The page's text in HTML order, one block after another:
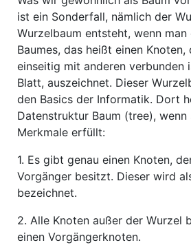
ist ein Sonderfall, nämlich der
Wurzelbaum entsteht, wenn man
Baumes, das heißt einen Knoten,
einseitig mit anderen verbunden
Blatt, auszeichnet. Dieser
den Basics der Informatik. Dort
Datenstruktur Baum (tree), wenn
Merkmale erfüllt:
1. Es gibt genau einen Knoten,
Vorgänger besitzt. Dieser wird
bezeichnet.
2. Alle Knoten außer der Wurzel
einen Vorgängerknoten.